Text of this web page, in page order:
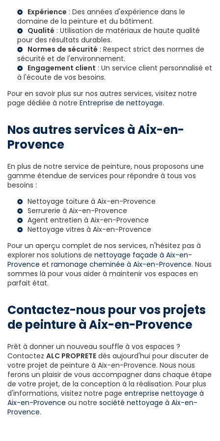
Expérience : Des années d'expérience dans le
domaine de la peinture et du bâtiment.
Qualité : Utilisation de matériaux de haute qualité
pour des résultats durables.
Normes de sécurité : Respect strict des normes de
sécurité et de l'environnement.
Engagement client : Un service client personnalisé et
à l'écoute de vos besoins.
Pour en savoir plus sur nos autres services, visitez notre
page dédiée à notre Entreprise de nettoyage.
Nos autres services à Aix-en-
Provence
En plus de notre service de peinture, nous proposons une
gamme étendue de services pour répondre à tous vos
besoins :
Nettoyage toiture à Aix-en-Provence
Serrurerie à Aix-en-Provence
Agent entretien à Aix-en-Provence
Nettoyage vitres à Aix-en-Provence
Pour un aperçu complet de nos services, n'hésitez pas à
explorer nos solutions de nettoyage façade à Aix-en-
Provence et ramonage cheminée à Aix-en-Provence. Nous
sommes là pour vous aider à maintenir vos espaces en
parfait état.
Contactez-nous pour vos projets
de peinture à Aix-en-Provence
Prêt à donner un nouveau souffle à vos espaces ?
Contactez ALC PROPRETE dès aujourd'hui pour discuter de
votre projet de peinture à Aix-en-Provence. Nous nous
ferons un plaisir de vous accompagner dans chaque étape
de votre projet, de la conception à la réalisation. Pour plus
d'informations, visitez notre page entreprise nettoyage à
Aix-en-Provence ou notre société nettoyage à Aix-en-
Provence.